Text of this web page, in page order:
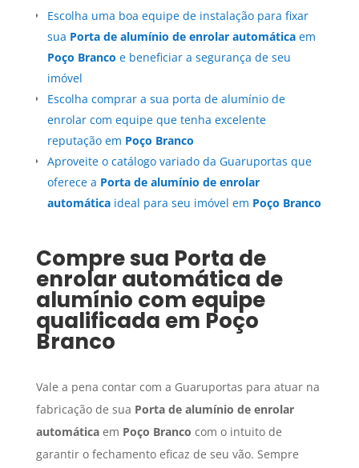
Escolha uma boa equipe de instalação para fixar
sua Porta de alumínio de enrolar automáticaem
Poço Branco e beneficiar a segurança de seu
imóvel
Escolha comprar a sua porta de alumínio de
enrolar com equipe que tenha excelente
reputação em Poço Branco
Aproveite o catálogo variado da Guaruportas que
oferece a Porta de alumínio de enrolar
automáticaideal para seu imóvel em Poço Branco
Compre sua Porta de
enrolar automática de
alumínio com equipe
qualificada em Poço
Branco
Vale a pena contar com a Guaruportas para atuar na
fabricação de sua Porta de alumínio de enrolar
automáticaem Poço Branco com o intuito de
garantir o fechamento eficaz de seu vão. Sempre